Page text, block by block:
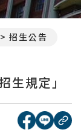
招生公告
生規定」
[另開新
[另開
複